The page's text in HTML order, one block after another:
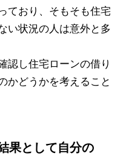
ており、そもそも住宅
い状況の人は意外と多
認し住宅ローンの借り
かどうかを考えること
果として自分の